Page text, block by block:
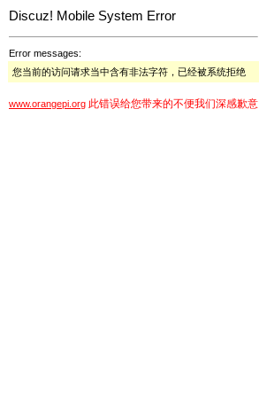
Discuz! Mobile System Error
Error messages:
您当前的访问请求当中含有非法字符，已经被系统拒绝
www.orangepi.org 此错误给您带来的不便我们深感歉意